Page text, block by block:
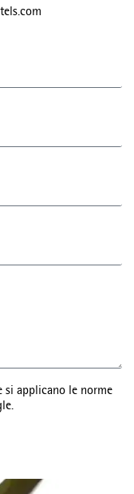
si applicano le norme